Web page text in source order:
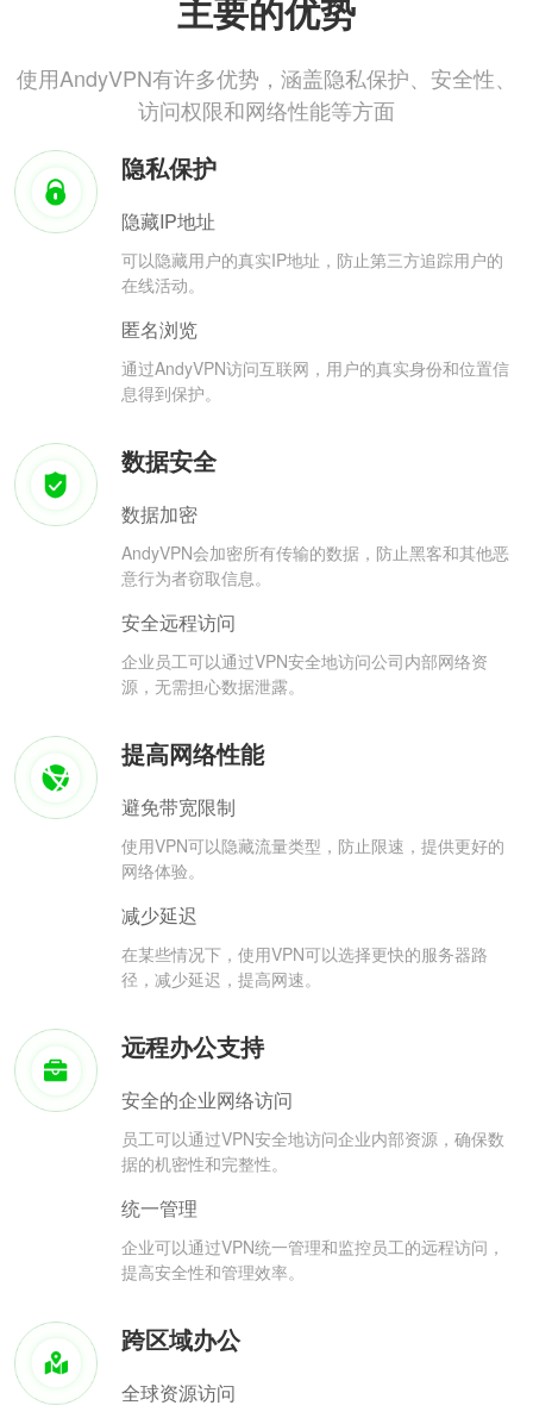
主要的优势
使用AndyVPN有许多优势，涵盖隐私保护、安全性、
访问权限和网络性能等方面
隐私保护
隐藏IP地址
可以隐藏用户的真实IP地址，防止第三方追踪用户的
在线活动。
匿名浏览
通过AndyVPN访问互联网，用户的真实身份和位置信
息得到保护。
数据安全
数据加密
AndyVPN会加密所有传输的数据，防止黑客和其他恶
意行为者窃取信息。
安全远程访问
企业员工可以通过VPN安全地访问公司内部网络资
源，无需担心数据泄露。
提高网络性能
避免带宽限制
使用VPN可以隐藏流量类型，防止限速，提供更好的
网络体验。
减少延迟
在某些情况下，使用VPN可以选择更快的服务器路
径，减少延迟，提高网速。
远程办公支持
安全的企业网络访问
员工可以通过VPN安全地访问企业内部资源，确保数
据的机密性和完整性。
统一管理
企业可以通过VPN统一管理和监控员工的远程访问，
提高安全性和管理效率。
跨区域办公
全球资源访问